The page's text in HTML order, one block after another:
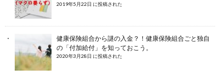
2019年5月22日 に投稿された
健康保険組合から謎の入金？！健康保険組合ごと独自
の「付加給付」を知っておこう。
2020年3月28日 に投稿された